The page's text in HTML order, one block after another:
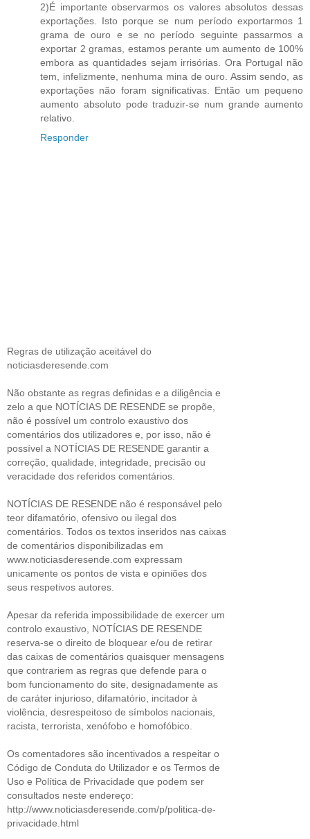
2)É importante observarmos os valores absolutos dessas
exportações. Isto porque se num período exportarmos 1
grama de ouro e se no período seguinte passarmos a
exportar 2 gramas, estamos perante um aumento de 100%
embora as quantidades sejam irrisórias. Ora Portugal não
tem, infelizmente, nenhuma mina de ouro. Assim sendo, as
exportações não foram significativas. Então um pequeno
aumento absoluto pode traduzir-se num grande aumento
relativo.
Responder
Regras de utilização aceitável do
noticiasderesende.com
Não obstante as regras definidas e a diligência e
zelo a que NOTÍCIAS DE RESENDE se propõe,
não é possível um controlo exaustivo dos
comentários dos utilizadores e, por isso, não é
possível a NOTÍCIAS DE RESENDE garantir a
correção, qualidade, integridade, precisão ou
veracidade dos referidos comentários.
NOTÍCIAS DE RESENDE não é responsável pelo
teor difamatório, ofensivo ou ilegal dos
comentários. Todos os textos inseridos nas caixas
de comentários disponibilizadas em
www.noticiasderesende.com expressam
unicamente os pontos de vista e opiniões dos
seus respetivos autores.
Apesar da referida impossibilidade de exercer um
controlo exaustivo, NOTÍCIAS DE RESENDE
reserva-se o direito de bloquear e/ou de retirar
das caixas de comentários quaisquer mensagens
que contrariem as regras que defende para o
bom funcionamento do site, designadamente as
de caráter injurioso, difamatório, incitador à
violência, desrespeitoso de símbolos nacionais,
racista, terrorista, xenófobo e homofóbico.
Os comentadores são incentivados a respeitar o
Código de Conduta do Utilizador e os Termos de
Uso e Política de Privacidade que podem ser
consultados neste endereço:
http://www.noticiasderesende.com/p/politica-de-
privacidade.html